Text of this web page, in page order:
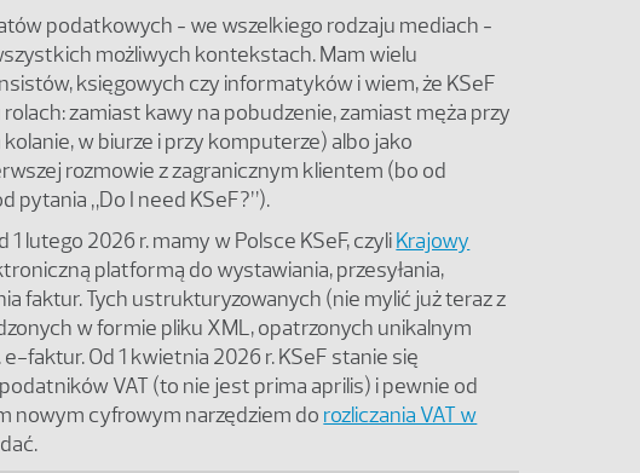
podatkowych – we wszelkiego rodzaju mediach –
możliwych kontekstach. Mam wielu
księgowych czy informatyków i wiem, że KSeF
zamiast kawy na pobudzenie, zamiast męża przy
w biurze i przy komputerze) albo jako
rozmowie z zagranicznym klientem (bo od
pytania „Do I need KSeF?”).
lutego 2026 r. mamy w Polsce KSeF, czyliKrajowy
platformą do wystawiania, przesyłania,
faktur. Tych ustrukturyzowanych (nie mylić już teraz z
w formie pliku XML, opatrzonych unikalnym
faktur. Od 1 kwietnia 2026 r. KSeF stanie się
VAT (to nie jest prima aprilis) i pewnie od
nowym cyfrowym narzędziem do rozliczania VAT w